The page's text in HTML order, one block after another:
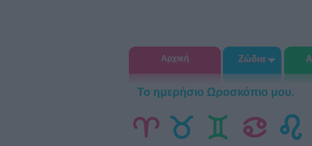
Αρχική Ζώδια
Το ημερήσιο Ωροσκόπιο μου.